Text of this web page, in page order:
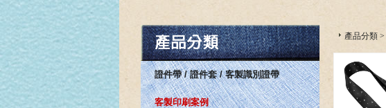
證件帶 / 證件套 / 客製識別證帶
客製印刷案例
產品分類 >